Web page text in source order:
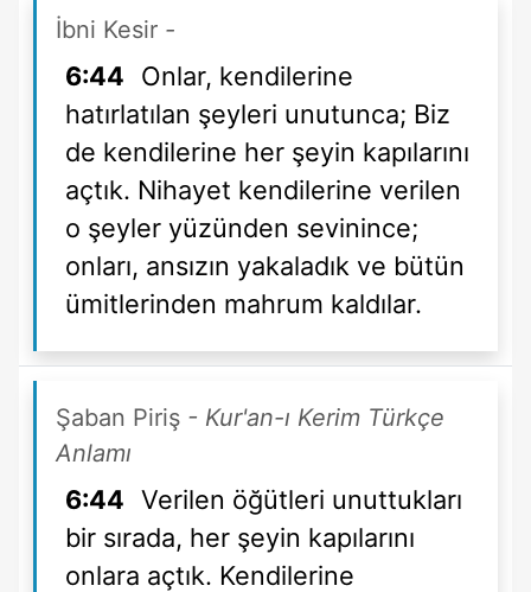
İbni Kesir -
6:44
Onlar, kendilerine
hatırlatılan şeyleri unutunca; Biz
de kendilerine her şeyin kapılarını
açtık. Nihayet kendilerine verilen
o şeyler yüzünden sevinince;
onları, ansızın yakaladık ve bütün
ümitlerinden mahrum kaldılar.
Şaban Piriş - Kur'an-ı Kerim Türkçe
Anlamı
6:44 Verilen öğütleri unuttukları
bir sırada, her şeyin kapılarını
onlara açtık. Kendilerine